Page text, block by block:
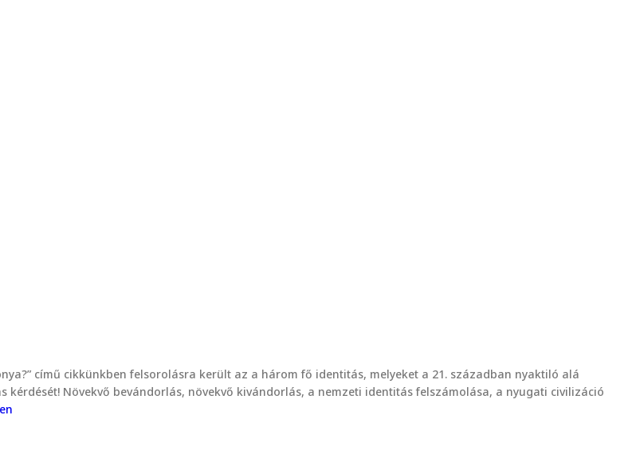
című cikkünkben felsorolásra került az a három fő identitás, melyeket a 21. században nyaktiló alá
Növekvő bevándorlás, növekvő kivándorlás, a nemzeti identitás felszámolása, a nyugati civilizáció